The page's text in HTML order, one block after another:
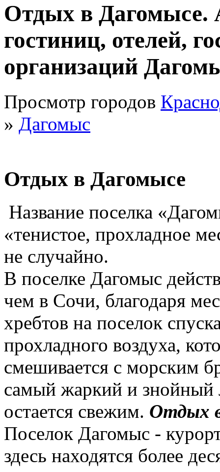
Отдых в Дагомысе.
гостиниц, отелей,
организаций
Просмотр городов
» Дагомыс
Отдых в Дагомысе
Название поселка
«тенистое, прохладное
не случайно.
В поселке Дагомыс
чем в Сочи, благодаря
хребтов на поселок
прохладного воздуха,
смешивается с морским
самый жаркий и знойный
остается свежим. Отдых
Поселок Дагомыс -
здесь находятся более